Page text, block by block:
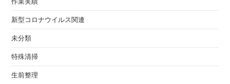
新型コロナウイルス関連
未分類
特殊清掃
生前整理